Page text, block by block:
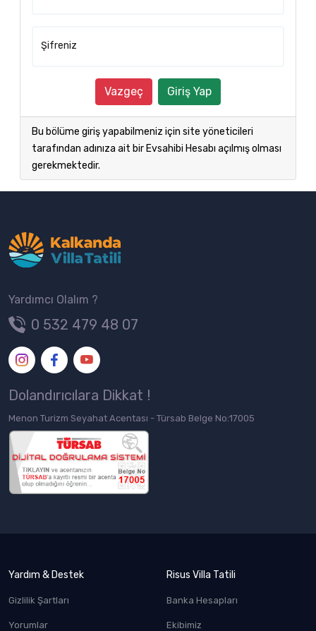
Şifreniz
Vazgeç Giriş Yap
Bu bölüme giriş yapabilmeniz için site yöneticileri
tarafından adınıza ait bir Evsahibi Hesabı açılmış olması
gerekmektedir.
Yardımcı Olalım ?
0 532 479 48 07
Dolandırıcılara Dikkat !
Menon Turizm Seyahat Acentası - Türsab Belge No:17005
Yardım & Destek
Gizlilik Şartları
Yorumlar
Risus Villa Tatili
Banka Hesapları
Ekibimiz